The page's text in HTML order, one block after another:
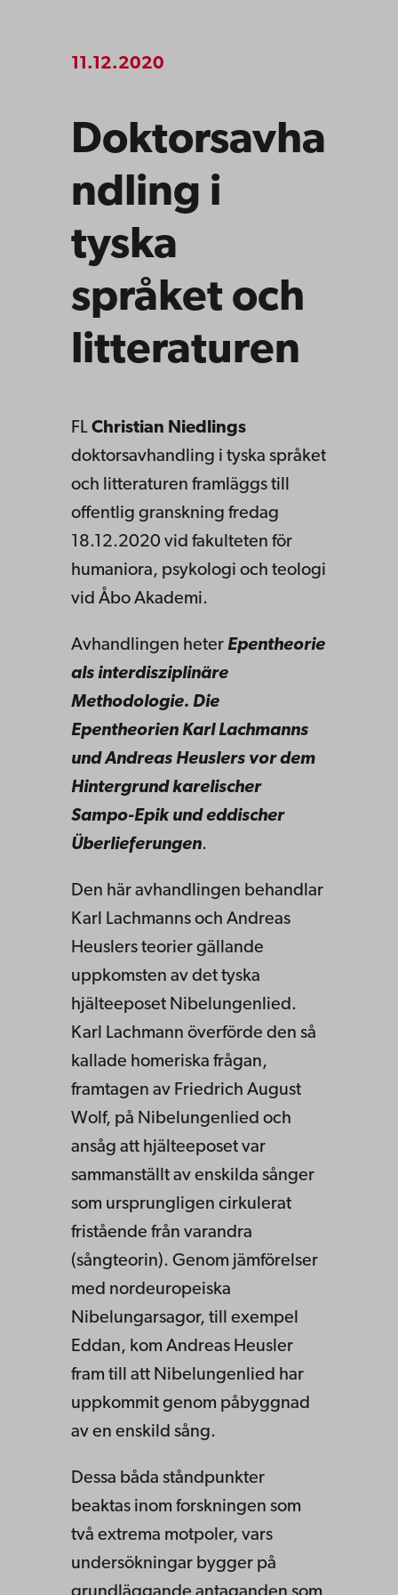
11.12.2020
Doktorsavha
ndling i
tyska
språket och
litteraturen
FL Christian Niedlings
doktorsavhandling i tyska språket
och litteraturen framläggs till
offentlig granskning fredag
18.12.2020 vid fakulteten för
humaniora, psykologi och teologi
vid Åbo Akademi.
Avhandlingen heter Epentheorie
als interdisziplinäre
Methodologie. Die
Epentheorien Karl Lachmanns
und Andreas Heuslers vor dem
Hintergrund karelischer
Sampo-Epik und eddischer
Überlieferungen.
Den här avhandlingen behandlar
Karl Lachmanns och Andreas
Heuslers teorier gällande
uppkomsten av det tyska
hjälteeposet Nibelungenlied.
Karl Lachmann överförde den så
kallade homeriska frågan,
framtagen av Friedrich August
Wolf, på Nibelungenlied och
ansåg att hjälteeposet var
sammanställt av enskilda sånger
som ursprungligen cirkulerat
fristående från varandra
(sångteorin). Genom jämförelser
med nordeuropeiska
Nibelungarsagor, till exempel
Eddan, kom Andreas Heusler
fram till att Nibelungenlied har
uppkommit genom påbyggnad
av en enskild sång.
Dessa båda ståndpunkter
beaktas inom forskningen som
två extrema motpoler, vars
undersökningar bygger på